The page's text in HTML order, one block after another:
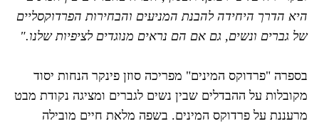
היא הדרך היחידה להבנת המניעים והבחירות הפרדוקסליים
של גברים ונשים, גם אם הם נראים מנוגדים לציפיות שלנו."
בספרה "פרדוקס המינים" מפריכה סוזן פינקר הנחות יסוד
מקובלות על ההבדלים שבין נשים לגברים ומציגה נקודת מבט
מרעננת על פרדוקס המינים. בשפה מלאת חיים מובילה